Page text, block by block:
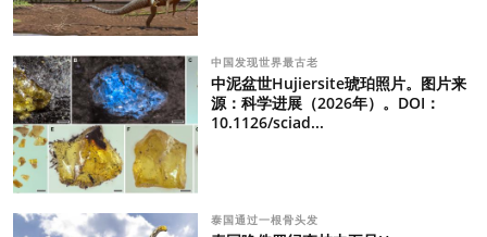
中国发现世界最古老
中泥盆世Hujiersite琥珀照片。图片来
源：科学进展（2026年）。DOI：
10.1126/sciad...
泰国通过一根骨头发